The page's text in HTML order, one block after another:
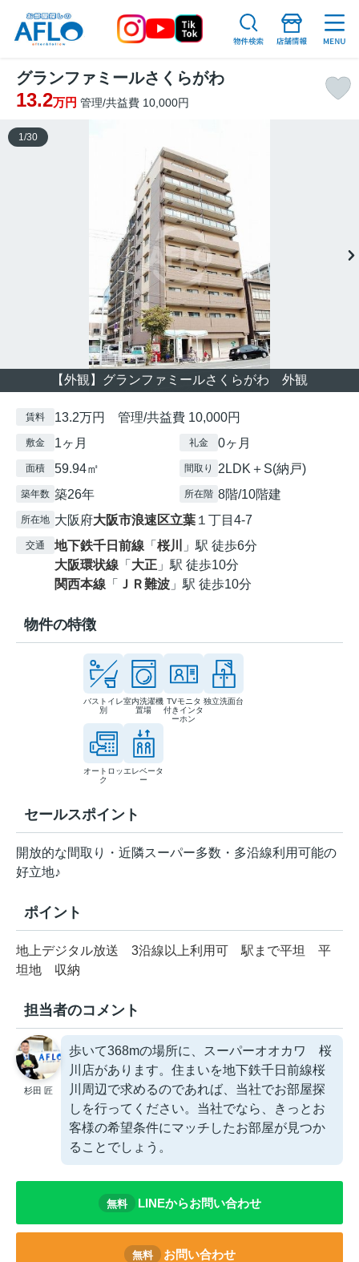
グランファミールさくらがわ
13.2万円 管理/共益費 10,000円
【外観】グランファミールさくらがわ 外観
1 /30
賃料 13.2万円 管理/共益費 10,000円
敷金 1ヶ月 礼金 0ヶ月
面積 59.94㎡ 間取り 2LDK＋S(納戸)
築年数 築26年 所在階 8階/10階建
所在地 大阪府大阪市浪速区立葉 １丁目4-7
交通 地下鉄千日前線 「 桜川
」駅 徒歩6分
大阪環状線 「 大正 」駅 徒歩10分
関西本線 「 ＪＲ難波 」駅 徒歩10分
物件の特徴
バストイレ
別
室内洗濯機
置場
TVモニタ
付きインタ
ーホン
独立洗面台
オートロッ
ク
エレベータ
ー
セールスポイント
開放的な間取り・近隣スーパー多数・多沿線利用可能の
好立地♪
ポイント
地上デジタル放送 3沿線以上利用可 駅まで平坦
平
坦地
収納
担当者のコメント
杉田 匠
歩いて368mの場所に、スーパーオオカワ 桜
川店があります。住まいを地下鉄千日前線桜
川周辺で求めるのであれば、当社でお部屋探
しを行ってください。当社でなら、きっとお
客様の希望条件にマッチしたお部屋が見つか
ることでしょう。
無料 LINEからお問い合わせ
無料 お問い合わせ